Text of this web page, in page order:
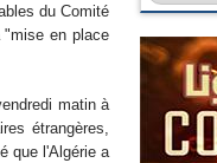
du Comité
"mise en place
matin à
étrangères,
que l'Algérie a